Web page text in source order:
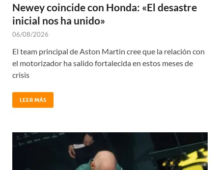
Newey coincide con Honda: «El desastre
inicial nos ha unido»
06/08/2026
El team principal de Aston Martin cree que la relación con
el motorizador ha salido fortalecida en estos meses de
crisis
LEER MÁS